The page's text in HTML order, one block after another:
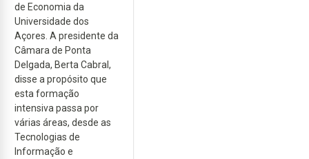
de Economia da
Universidade dos
Açores. A presidente da
Câmara de Ponta
Delgada, Berta Cabral,
disse a propósito que
esta formação
intensiva passa por
várias áreas, desde as
Tecnologias de
Informação e